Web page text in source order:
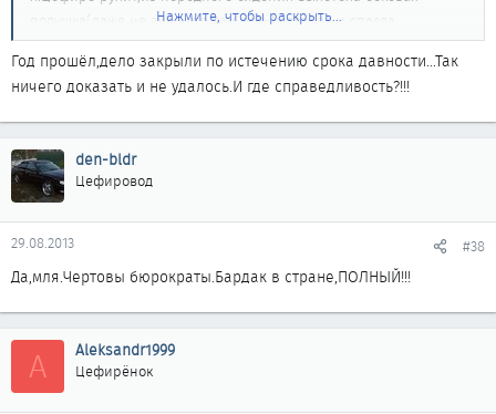
подушка(даже не знал что там есть) которая и спасла
пассажира на переднем от увечий,пассажиру сзади повезло
меньше сотрясение и переломы.Цефиро в хлам,у хонды нет
морды.Автоледи говорит что ехала на зеленый,гаеры говорят
что будут разбиратся,а что делать нам не говорит
Нажмите, чтобы раскрыть...
Год прошёл,дело закрыли по истечению срока давности...Так
ничего доказать и не удалось.И где справедливость?!!!
den-bldr
Цефировод
29.08.2013 #38
Да,мля.Чертовы бюрократы.Бардак в стране,ПОЛНЫЙ!!!
A Aleksandr1999
Цефирёнок